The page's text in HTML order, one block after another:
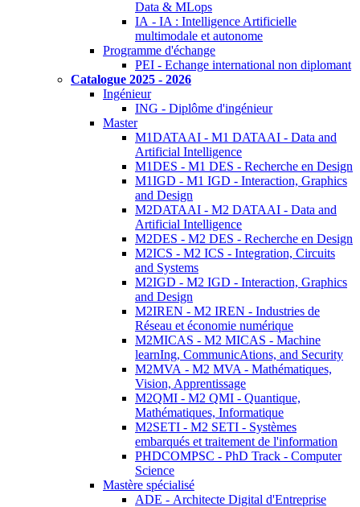
Data & MLops
IA - IA : Intelligence Artificielle
multimodale et autonome
Programme d'échange
PEI - Echange international non diplomant
Catalogue 2025 - 2026
Ingénieur
ING - Diplôme d'ingénieur
Master
M1DATAAI - M1 DATAAI - Data and
Artificial Intelligence
M1DES - M1 DES - Recherche en Design
M1IGD - M1 IGD - Interaction, Graphics
and Design
M2DATAAI - M2 DATAAI - Data and
Artificial Intelligence
M2DES - M2 DES - Recherche en Design
M2ICS - M2 ICS - Integration, Circuits
and Systems
M2IGD - M2 IGD - Interaction, Graphics
and Design
M2IREN - M2 IREN - Industries de
Réseau et économie numérique
M2MICAS - M2 MICAS - Machine
learnIng, CommunicAtions, and Security
M2MVA - M2 MVA - Mathématiques,
Vision, Apprentissage
M2QMI - M2 QMI - Quantique,
Mathématiques, Informatique
M2SETI - M2 SETI - Systèmes
embarqués et traitement de l'information
PHDCOMPSC - PhD Track - Computer
Science
Mastère spécialisé
ADE - Architecte Digital d'Entreprise